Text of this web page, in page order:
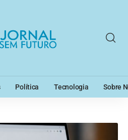
Política Tecnologia Sobre